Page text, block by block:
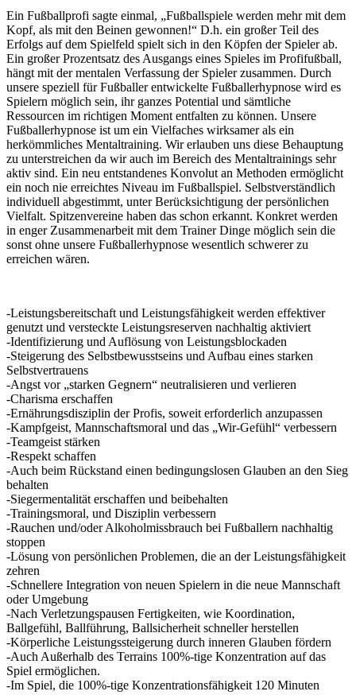
Ein Fußballprofi sagte einmal, „Fußballspiele werden mehr mit dem
Kopf, als mit den Beinen gewonnen!“ D.h. ein großer Teil des
Erfolgs auf dem Spielfeld spielt sich in den Köpfen der Spieler ab.
Ein großer Prozentsatz des Ausgangs eines Spieles im Profifußball,
hängt mit der mentalen Verfassung der Spieler zusammen. Durch
unsere speziell für Fußballer entwickelte Fußballerhypnose wird es
Spielern möglich sein, ihr ganzes Potential und sämtliche
Ressourcen im richtigen Moment entfalten zu können. Unsere
Fußballerhypnose ist um ein Vielfaches wirksamer als ein
herkömmliches Mentaltraining. Wir erlauben uns diese Behauptung
zu unterstreichen da wir auch im Bereich des Mentaltrainings sehr
aktiv sind. Ein neu entstandenes Konvolut an Methoden ermöglicht
ein noch nie erreichtes Niveau im Fußballspiel. Selbstverständlich
individuell abgestimmt, unter Berücksichtigung der persönlichen
Vielfalt. Spitzenvereine haben das schon erkannt. Konkret werden
in enger Zusammenarbeit mit dem Trainer Dinge möglich sein die
sonst ohne unsere Fußballerhypnose wesentlich schwerer zu
erreichen wären.
-Leistungsbereitschaft und Leistungsfähigkeit werden effektiver
genutzt und versteckte Leistungsreserven nachhaltig aktiviert
-Identifizierung und Auflösung von Leistungsblockaden
-Steigerung des Selbstbewusstseins und Aufbau eines starken
Selbstvertrauens
-Angst vor „starken Gegnern“ neutralisieren und verlieren
-Charisma erschaffen
-Ernährungsdisziplin der Profis, soweit erforderlich anzupassen
-Kampfgeist, Mannschaftsmoral und das „Wir-Gefühl“ verbessern
-Teamgeist stärken
-Respekt schaffen
-Auch beim Rückstand einen bedingungslosen Glauben an den Sieg
behalten
-Siegermentalität erschaffen und beibehalten
-Trainingsmoral, und Disziplin verbessern
-Rauchen und/oder Alkoholmissbrauch bei Fußballern nachhaltig
stoppen
-Lösung von persönlichen Problemen, die an der Leistungsfähigkeit
zehren
-Schnellere Integration von neuen Spielern in die neue Mannschaft
oder Umgebung
-Nach Verletzungspausen Fertigkeiten, wie Koordination,
Ballgefühl, Ballführung, Ballsicherheit schneller herstellen
-Körperliche Leistungssteigerung durch inneren Glauben fördern
-Auch Außerhalb des Terrains 100%-tige Konzentration auf das
Spiel ermöglichen.
-Im Spiel, die 100%-tige Konzentrationsfähigkeit 120 Minuten